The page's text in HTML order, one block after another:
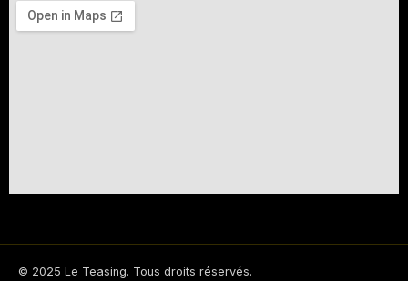
© 2025 Le Teasing. Tous droits réservés.